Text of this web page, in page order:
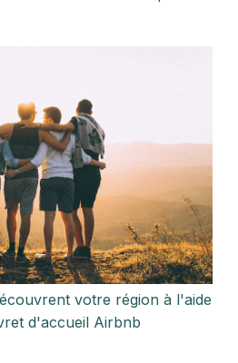
votre région à l'aide
d'accueil Airbnb